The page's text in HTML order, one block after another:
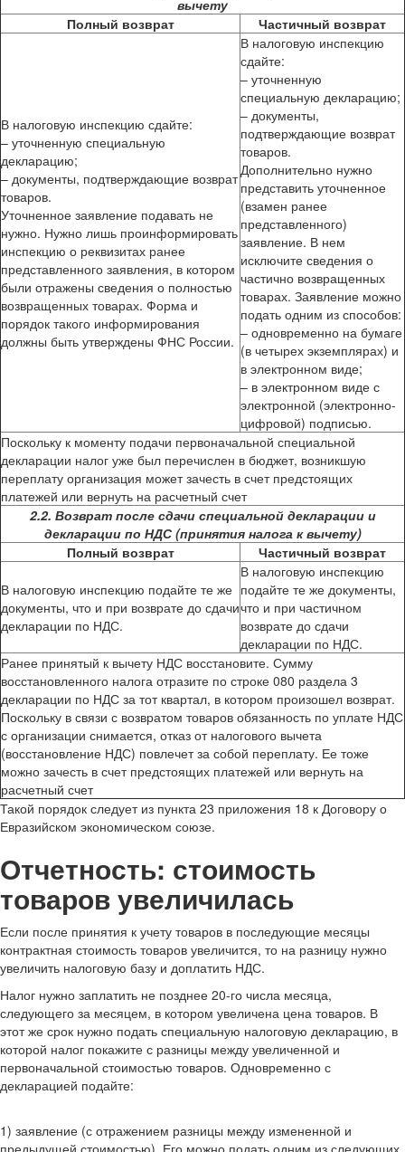
вычету
Полный возврат
Частичный возврат
В налоговую инспекцию сдайте:
– уточненную специальную
декларацию;
– документы, подтверждающие возврат
товаров.
Уточненное заявление подавать не
нужно. Нужно лишь проинформировать
инспекцию о реквизитах ранее
представленного заявления, в котором
были отражены сведения о полностью
возвращенных товарах. Форма и
порядок такого информирования
должны быть утверждены ФНС России.
В налоговую инспекцию
сдайте:
– уточненную
специальную декларацию;
– документы,
подтверждающие возврат
товаров.
Дополнительно нужно
представить уточненное
(взамен ранее
представленного)
заявление. В нем
исключите сведения о
частично возвращенных
товарах. Заявление можно
подать одним из способов:
– одновременно на бумаге
(в четырех экземплярах) и
в электронном виде;
– в электронном виде с
электронной (электронно-
цифровой) подписью.
Поскольку к моменту подачи первоначальной специальной
декларации налог уже был перечислен в бюджет, возникшую
переплату организация может зачесть в счет предстоящих
платежей или вернуть на расчетный счет
2.2. Возврат после сдачи специальной декларации и
декларации по НДС (принятия налога к вычету)
Полный возврат
Частичный возврат
В налоговую инспекцию подайте те же
документы, что и при возврате до сдачи
декларации по НДС.
В налоговую инспекцию
подайте те же документы,
что и при частичном
возврате до сдачи
декларации по НДС.
Ранее принятый к вычету НДС восстановите. Сумму
восстановленного налога отразите по строке 080 раздела 3
декларации по НДС за тот квартал, в котором произошел возврат.
Поскольку в связи с возвратом товаров обязанность по уплате НДС
с организации снимается, отказ от налогового вычета
(восстановление НДС) повлечет за собой переплату. Ее тоже
можно зачесть в счет предстоящих платежей или вернуть на
расчетный счет
Такой порядок следует из пункта 23 приложения 18 к Договору о
Евразийском экономическом союзе.
Отчетность: стоимость
товаров увеличилась
Если после принятия к учету товаров в последующие месяцы
контрактная стоимость товаров увеличится, то на разницу нужно
увеличить налоговую базу и доплатить НДС.
Налог нужно заплатить не позднее 20-го числа месяца,
следующего за месяцем, в котором увеличена цена товаров. В
этот же срок нужно подать специальную налоговую декларацию, в
которой налог покажите с разницы между увеличенной и
первоначальной стоимостью товаров. Одновременно с
декларацией подайте:
1) заявление (с отражением разницы между измененной и
предыдущей стоимостью). Его можно подать одним из следующих